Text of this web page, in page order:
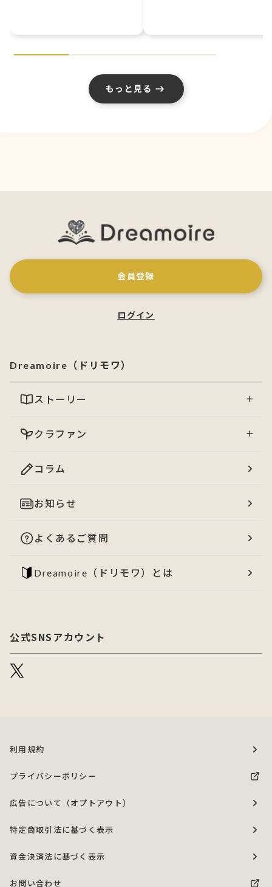
もっと見る
会員登録
ログイン
Dreamoire（ドリモワ）
ストーリー
クラファン
コラム
お知らせ
よくあるご質問
Dreamoire（ドリモワ）とは
公式SNSアカウント
利用規約
プライバシーポリシー
広告について（オプトアウト）
特定商取引法に基づく表示
資金決済法に基づく表示
お問い合わせ